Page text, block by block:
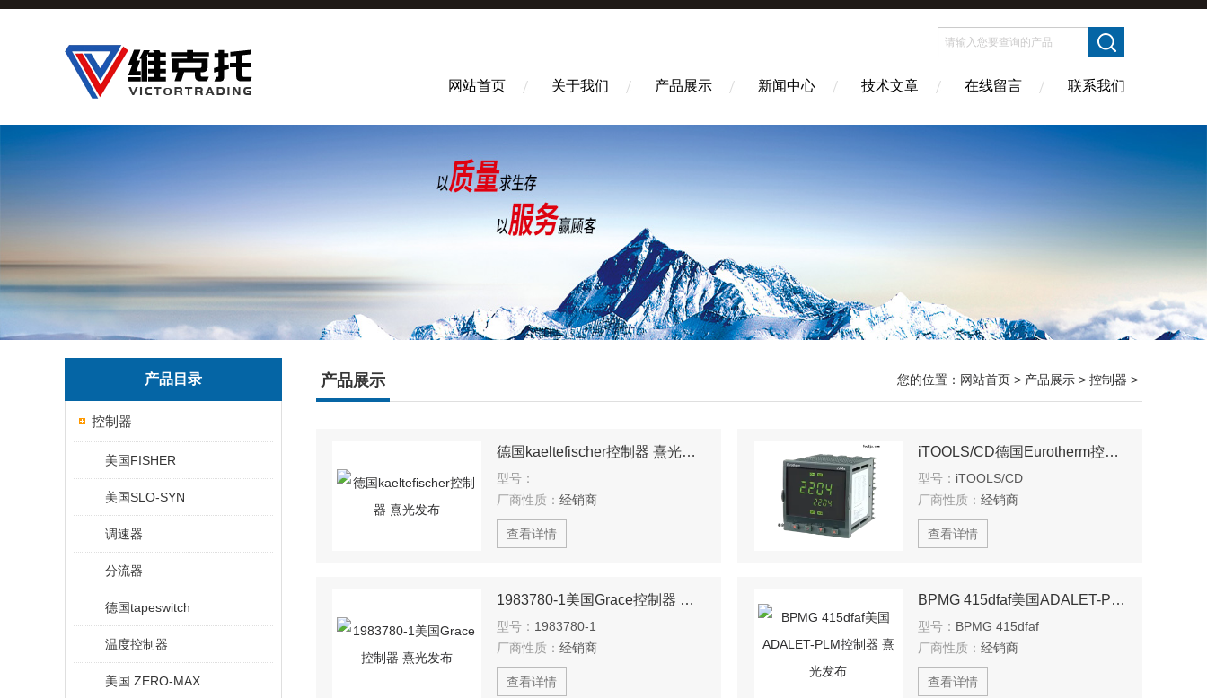
网站首页 关于我们 产品展示 新闻中心 技术文章 在线留言 联系我们
产品目录
控制器
美国FISHER
美国SLO-SYN
调速器
分流器
德国tapeswitch
温度控制器
美国 ZERO-MAX
产品展示 您的位置： 网站首页 > 产品展示 > 控制器 >
德国kaeltefischer控制器 熹光发布
型号：
厂商性质： 经销商
查看详情
iTOOLS/CD德国Eurotherm控制器 熹光发布
型号： iTOOLS/CD
厂商性质： 经销商
查看详情
1983780-1美国Grace控制器 熹光发布
型号： 1983780-1
厂商性质： 经销商
查看详情
BPMG 415dfaf美国ADALET-PLM控制器 熹光发布
型号： BPMG 415dfaf
厂商性质： 经销商
查看详情